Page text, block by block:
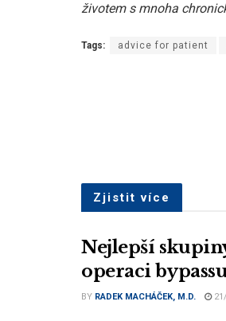
životem s mnoha
Tags: advice for patient
Zjistit více
Nejlepší
operaci
BY RADEK MACHÁČEK, M.D.